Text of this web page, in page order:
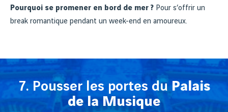
Pourquoi se promener en bord de mer ? Pour s’offrir un
break romantique pendant un week-end en amoureux.
7. Pousser les portes duPalais
de la Musique